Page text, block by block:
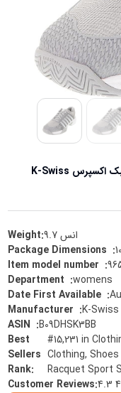
Weight:9.7انس
:
:
:womens
:
:K-Swiss
:B09DHSK3BB
Best
Sellers
Rank:
#15,231 in
Clothing,
Racquet Sport
Customer Reviews:4.3